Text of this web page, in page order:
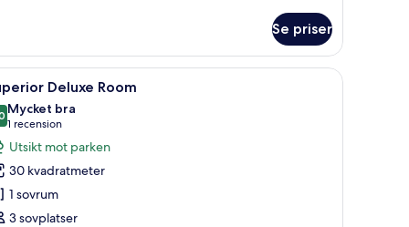
Se priser
och en dator. Ett hotellrum med en säng, ett
7 Deluxe Room
av 10
Mycket bra
1 recension
(1 recension)
Utsikt mot parken
30 kvadratmeter
1 sovrum
3 sovplatser